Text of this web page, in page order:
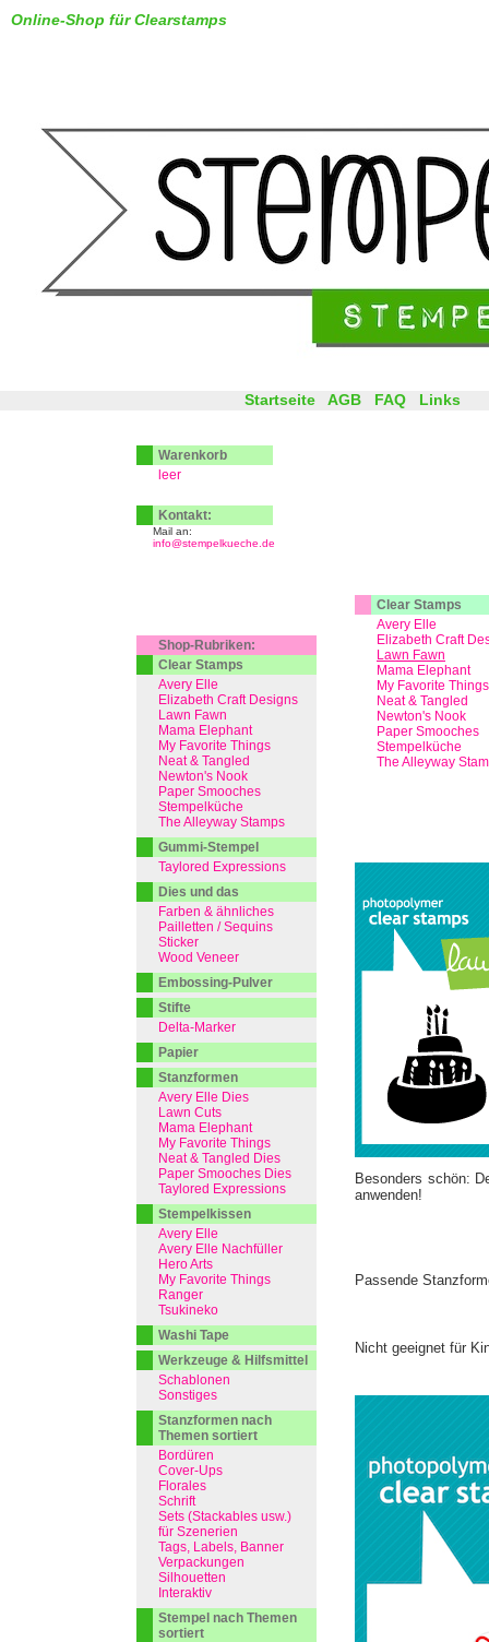
Online-Shop für Clearstamps
Clear Stamps
Avery Elle
Elizabeth Craft
Lawn Fawn
Mama Elephant
My Favorite Things
Neat & Tangled
Newton's Nook
Paper Smooches
Stempelküche
The Alleyway
Besonders schön:
anwenden!
Passende
Nicht geeignet für
Startseite AGB FAQ Links
Warenkorb
leer
Kontakt:
Mail an:
info@stempelkueche.de
Shop-Rubriken:
Clear Stamps
Avery Elle
Elizabeth Craft Designs
Lawn Fawn
Mama Elephant
My Favorite Things
Neat & Tangled
Newton's Nook
Paper Smooches
Stempelküche
The Alleyway Stamps
Gummi-Stempel
Taylored Expressions
Dies und das
Farben & ähnliches
Pailletten / Sequins
Sticker
Wood Veneer
Embossing-Pulver
Stifte
Delta-Marker
Papier
Stanzformen
Avery Elle Dies
Lawn Cuts
Mama Elephant
My Favorite Things
Neat & Tangled Dies
Paper Smooches Dies
Taylored Expressions
Stempelkissen
Avery Elle
Avery Elle Nachfüller
Hero Arts
My Favorite Things
Ranger
Tsukineko
Washi Tape
Werkzeuge & Hilfsmittel
Schablonen
Sonstiges
Stanzformen nach
Themen sortiert
Bordüren
Cover-Ups
Florales
Schrift
Sets (Stackables usw.)
für Szenerien
Tags, Labels, Banner
Verpackungen
Silhouetten
Interaktiv
Stempel nach Themen
sortiert